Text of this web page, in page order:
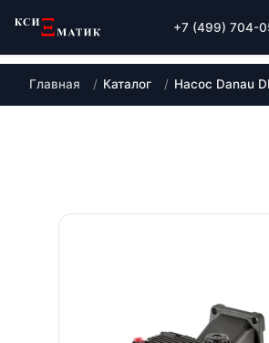
+7 (499) 704-
Главная Каталог Насос Danau